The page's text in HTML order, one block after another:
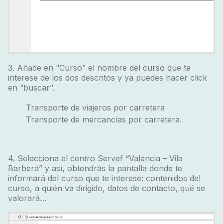
3. Añade en “Curso” el nombre del curso que te
interese de los dos descritos y ya puedes hacer click
en “buscar”.
Transporte de viajeros por carretera
Transporte de mercancías por carretera.
4. Selecciona el centro Servef “Valencia – Vila
Barberá” y así, obtendrás la pantalla donde te
informará del curso que te interese: contenidos del
curso, a quién va dirigido, datos de contacto, qué se
valorará…